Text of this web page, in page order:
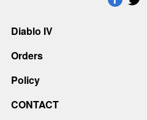
Diablo IV
Orders
Policy
CONTACT